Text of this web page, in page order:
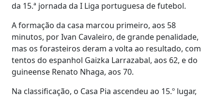
da 15.ª jornada da I Liga portuguesa de futebol.
A formação da casa marcou primeiro, aos 58
minutos, por Ivan Cavaleiro, de grande penalidade,
mas os forasteiros deram a volta ao resultado, com
tentos do espanhol Gaizka Larrazabal, aos 62, e do
guineense Renato Nhaga, aos 70.
Na classificação, o Casa Pia ascendeu ao 15.º lugar,